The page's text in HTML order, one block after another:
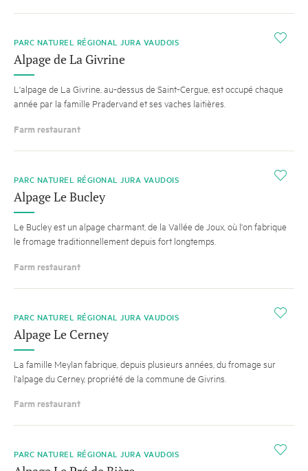
i
PARC NATUREL RÉGIONAL JURA VAUDOIS
Alpage de La Givrine
L'alpage de La Givrine, au-dessus de Saint-Cergue, est occupé chaque
année par la famille Pradervand et ses vaches laitières.
Farm restaurant
i
PARC NATUREL RÉGIONAL JURA VAUDOIS
Alpage Le Bucley
Le Bucley est un alpage charmant, de la Vallée de Joux, où l'on fabrique
le fromage traditionnellement depuis fort longtemps.
Farm restaurant
i
PARC NATUREL RÉGIONAL JURA VAUDOIS
Alpage Le Cerney
La famille Meylan fabrique, depuis plusieurs années, du fromage sur
l'alpage du Cerney, propriété de la commune de Givrins.
Farm restaurant
i
PARC NATUREL RÉGIONAL JURA VAUDOIS